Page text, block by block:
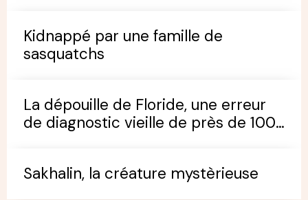
Kidnappé par une famille de
sasquatchs
La dépouille de Floride, une erreur
de diagnostic vieille de près de 100
Sakhalin, la créature mystèrieuse